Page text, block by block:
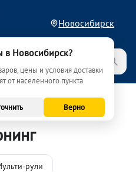
Новосибирск
в Новосибирск?
цены и условия доставки
от населенного пункта
Верно
Интерьерный тюнинг